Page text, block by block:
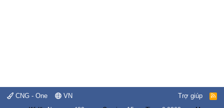
CNG - One VN Trợ giúp
R